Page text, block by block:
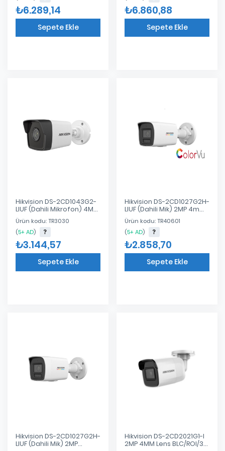
₺6.289,14
Sepete Ekle
₺6.860,88
Sepete Ekle
Hikvision DS-2CD1043G2-
LIUF (Dahili Mikrofon) 4MP
2.8mm Akıllı Hibrit Işık
(H265+)
Ürün kodu: TR3030
(5+ AD)
₺3.144,57
Sepete Ekle
Hikvision DS-2CD1027G2H-
LIUF (Dahili Mik) 2MP 4mm
ColorVu+Akıllı Hibrit
(H265+)
Ürün kodu: TR40601
(5+ AD)
₺2.858,70
Sepete Ekle
Hikvision DS-2CD1027G2H-
LIUF (Dahili Mik) 2MP
Hikvision DS-2CD2021G1-I
2MP 4MM Lens BLC/ROI/3D